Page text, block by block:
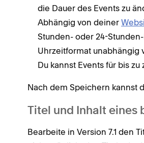
die Dauer des Events zu
Abhängig von deiner
Stunden- oder 24-
Uhrzeitformat unabhängig
Du kannst Events für bis
Nach dem Speichern kannst
Titel und Inhalt eines
Bearbeite in Version 7.1 den